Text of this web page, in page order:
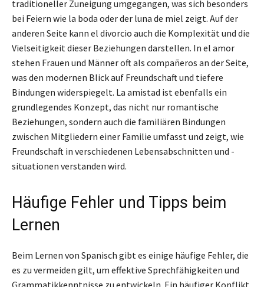
traditioneller Zuneigung umgegangen, was sich besonders
bei Feiern wie la boda oder der luna de miel zeigt. Auf der
anderen Seite kann el divorcio auch die Komplexität und die
Vielseitigkeit dieser Beziehungen darstellen. In el amor
stehen Frauen und Männer oft als compañeros an der Seite,
was den modernen Blick auf Freundschaft und tiefere
Bindungen widerspiegelt. La amistad ist ebenfalls ein
grundlegendes Konzept, das nicht nur romantische
Beziehungen, sondern auch die familiären Bindungen
zwischen Mitgliedern einer Familie umfasst und zeigt, wie
Freundschaft in verschiedenen Lebensabschnitten und -
situationen verstanden wird.
Häufige Fehler und Tipps beim
Lernen
Beim Lernen von Spanisch gibt es einige häufige Fehler, die
es zu vermeiden gilt, um effektive Sprechfähigkeiten und